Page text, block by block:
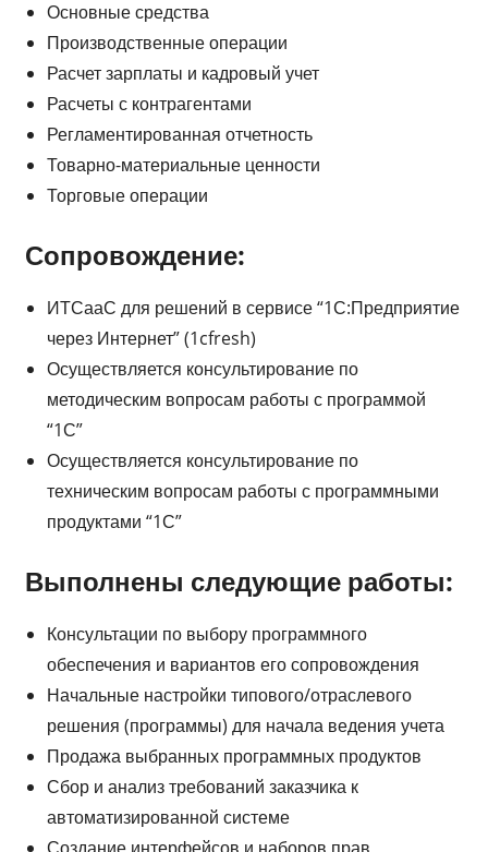
Основные средства
Производственные операции
Расчет зарплаты и кадровый учет
Расчеты с контрагентами
Регламентированная отчетность
Товарно-материальные ценности
Торговые операции
Сопровождение:
ИТСааС для решений в сервисе “1С:Предприятие
через Интернет” (1cfresh)
Осуществляется консультирование по
методическим вопросам работы с программой
“1С”
Осуществляется консультирование по
техническим вопросам работы с программными
продуктами “1С”
Выполнены следующие работы:
Консультации по выбору программного
обеспечения и вариантов его сопровождения
Начальные настройки типового/отраслевого
решения (программы) для начала ведения учета
Продажа выбранных программных продуктов
Сбор и анализ требований заказчика к
автоматизированной системе